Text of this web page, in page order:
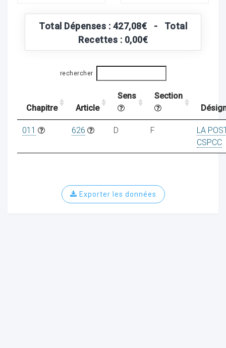
Total Dépenses : 427,08€ - Total
Recettes : 0,00€
rechercher
Chapitre Article
Sens
Section
011 626 D F
LA
CSPCC
Exporter les données